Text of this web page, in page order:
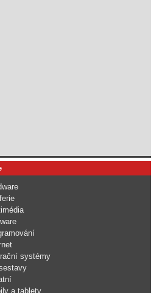
systémy
a tablety